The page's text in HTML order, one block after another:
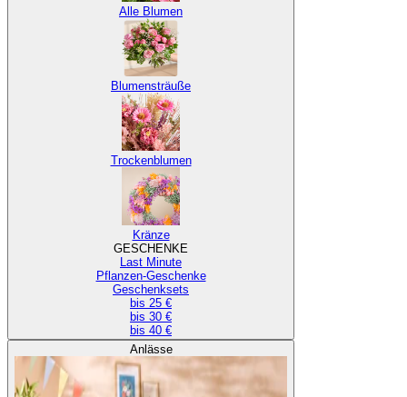
Alle Blumen
Blumensträuße
Trockenblumen
Kränze
GESCHENKE
Last Minute
Pflanzen-Geschenke
Geschenksets
bis 25 €
bis 30 €
bis 40 €
Anlässe